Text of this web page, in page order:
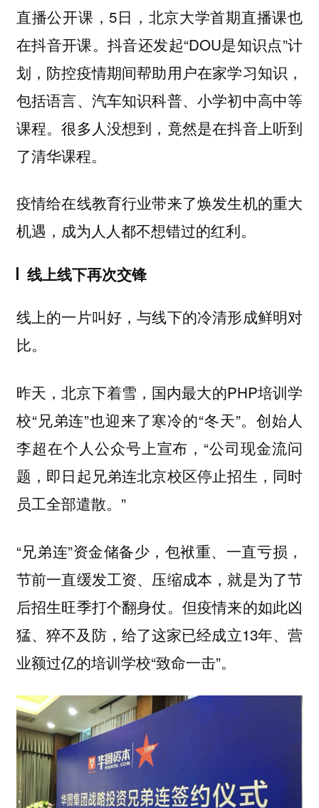
直播公开课，5日，北京大学首期直播课也
在抖音开课。抖音还发起“DOU是知识点”计
划，防控疫情期间帮助用户在家学习知识，
包括语言、汽车知识科普、小学初中高中等
课程。很多人没想到，竟然是在抖音上听到
了清华课程。
疫情给在线教育行业带来了焕发生机的重大
机遇，成为人人都不想错过的红利。
线上线下再次交锋
线上的一片叫好，与线下的冷清形成鲜明对
比。
昨天，北京下着雪，国内最大的PHP培训学
校“兄弟连”也迎来了寒冷的“冬天”。创始人
李超在个人公众号上宣布，“公司现金流问
题，即日起兄弟连北京校区停止招生，同时
员工全部遣散。”
“兄弟连”资金储备少，包袱重、一直亏损，
节前一直缓发工资、压缩成本，就是为了节
后招生旺季打个翻身仗。但疫情来的如此凶
猛、猝不及防，给了这家已经成立13年、营
业额过亿的培训学校“致命一击”。